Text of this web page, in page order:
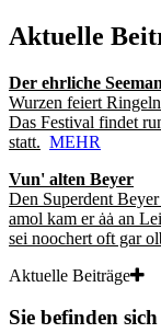
Aktuelle
Der ehrliche
Wurzen feiert
Das Festival findet
statt. MEHR
Vun' alten Beyer
Den Superdent
amol kam er ȧȧ an
sei noochert oft gar
Aktuelle Beiträge
Sie befinden